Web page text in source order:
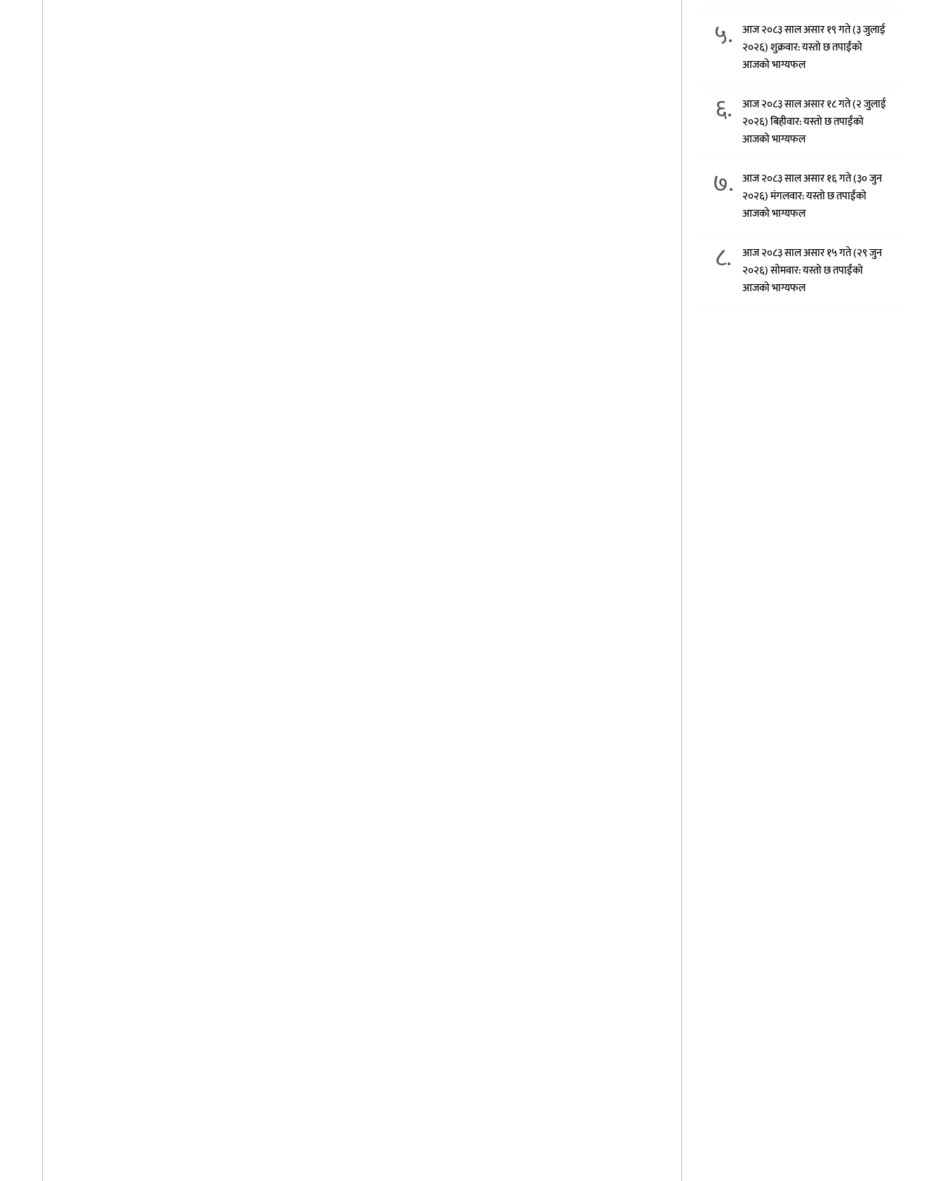
५.
आज २०८३ साल असार १९ गते (३ जुलाई
२०२६) शुक्रवार: यस्तो छ तपाईंको
आजको भाग्यफल
६.
आज २०८३ साल असार १८ गते (२ जुलाई
२०२६) बिहीवार: यस्तो छ तपाईंको
आजको भाग्यफल
७. आज २०८३ साल असार १६ गते (३० जुन
२०२६) मंगलवार: यस्तो छ तपाईंको
आजको भाग्यफल
८.
आज २०८३ साल असार १५ गते (२९ जुन
२०२६) साेमवार: यस्तो छ तपाईंको
आजको भाग्यफल